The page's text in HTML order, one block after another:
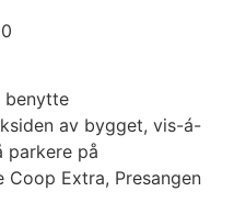
benytte
av bygget, vis-á-
parkere på
Coop Extra, Presangen